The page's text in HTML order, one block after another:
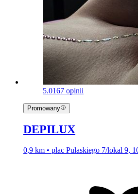
5.0167 opinii
Promowany
DEPILUX
0,9 km • plac Pułaskiego 7/lokal 9,